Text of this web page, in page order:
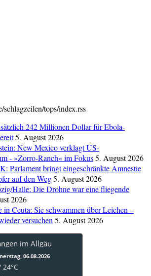
tops/index.rss
242 Millionen Dollar für Ebola-
5. August 2026
New Mexico verklagt US-
- »Zorro-Ranch« im Fokus5. August 2026
Parlament bringt eingeschränkte Amnestie
auf den Weg5. August 2026
Halle: Die Drohne war eine fliegende
2026
in Ceuta: Sie schwammen über Leichen –
versuchen5. August 2026
im Allgäu
06.08.2026
24°C